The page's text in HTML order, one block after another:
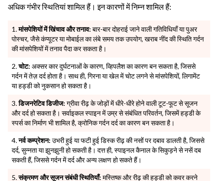
अधिक गंभीर स्थितियां शामिल हैं। इन कारणों में निम्न शामिल हैं:
मांसपेशियों में खिंचाव और तनाव: बार-बार दोहराई जाने वाली गतिविधियाँ या पुअर
पोस्चर, जैसे कंप्यूटर या मोबाईल का लंबे समय तक उपयोग, खराब नींद की स्थिति गर्दन
की मांसपेशियों में तनाव पैदा कर सकता है।
चोट: अक्सर कार दुर्घटनाओं के कारण, व्हिपलैश का कारण बन सकता है, जिससे
गर्दन में तेज़ दर्द होता है। साथ ही, गिरना या खेल में चोट लगने से मांसपेशियों, लिगामेंट
या हड्डी को नुकसान हो सकता है।
डिजनरेटिव डिजीज: ग्रीवा रीढ़ के जोड़ों में धीरे-धीरे होने वाली टूट-फूट से सूजन
और दर्द हो सकता है। सर्वाइकल स्पाइन में उम्र से संबंधित परिवर्तन, जिसमें हड्डी के
स्पर्स का निर्माण भी शामिल है, क्रोनिक गर्दन दर्द का कारण बन सकता है।
नर्व कम्प्रेशन: उभरी हुई या फटी हुई डिस्क रीढ़ की नसों पर दबाव डालती है, जिससे
दर्द, सुन्नता या झुनझुनी हो सकती है। दत्त ही, स्पाइनल कैनाल के सिकुड़ने से नसें दब
सकती हैं, जिससे गर्दन में दर्द और अन्य लक्षण हो सकते हैं।
संक्रमण और सूजन संबंधी स्थितियाँ: मस्तिष्क और रीढ़ की हड्डी को कवर करने